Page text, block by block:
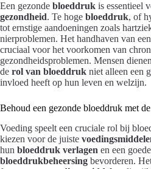
Een gezonde bloeddruk is essentieel
gezondheid. Te hoge bloeddruk, of
tot ernstige aandoeningen zoals
nierproblemen. Het handhaven van
cruciaal voor het voorkomen van
gezondheidsproblemen. Mensen
de rol van bloeddruk niet alleen een
invloed heeft op hun leven en welzijn.
Behoud een gezonde bloeddruk met
Voeding speelt een cruciale rol bij
kiezen voor de juiste
hun bloeddruk verlagen en een goede
bloeddrukbeheersing bevorderen.